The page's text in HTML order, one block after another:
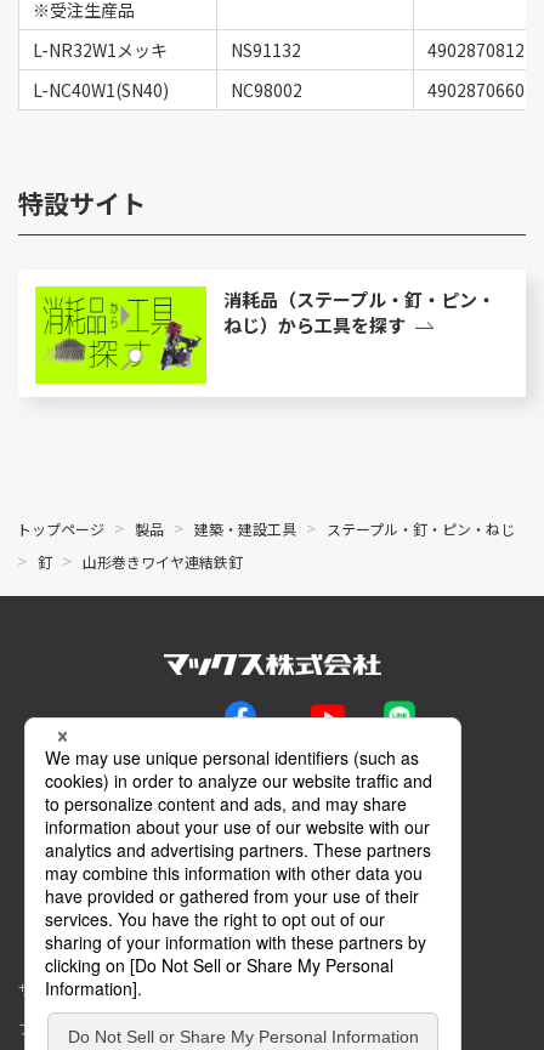
※受注生産品
L-NR32W1メッキ NS91132
L-NC40W1(SN40)
NC98002
特設サイト
消耗品（ステープル・釘・ピン・
ねじ）から工具を探す
トップページ 製品 建築・建設工具
ステープル・釘・ピン・ねじ
釘
山形巻きワイヤ連結鉄釘
Facebook
YouTube LINE
メールマガジン
動画特設サイト
マイページ
サイトマップ
プライバシーポリシー
コミュニティガイドライン